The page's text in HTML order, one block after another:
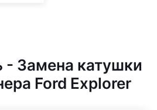
- Замена катушки
Ford Explorer